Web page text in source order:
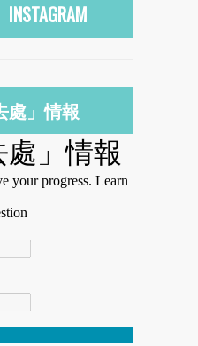
處」情報